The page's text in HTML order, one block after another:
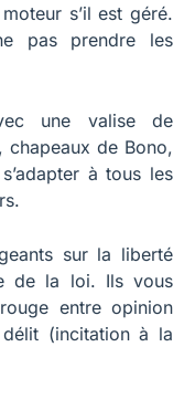
s’il est géré.
pas prendre les
une valise de
de Bono,
à tous les
sur la liberté
de la loi. Ils vous
entre opinion
(incitation à la